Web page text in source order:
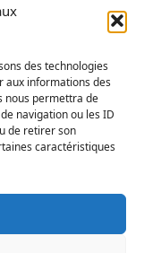
des technologies
aux informations des
nous permettra de
navigation ou les ID
de retirer son
caractéristiques
spiritualité
!
boutiques de